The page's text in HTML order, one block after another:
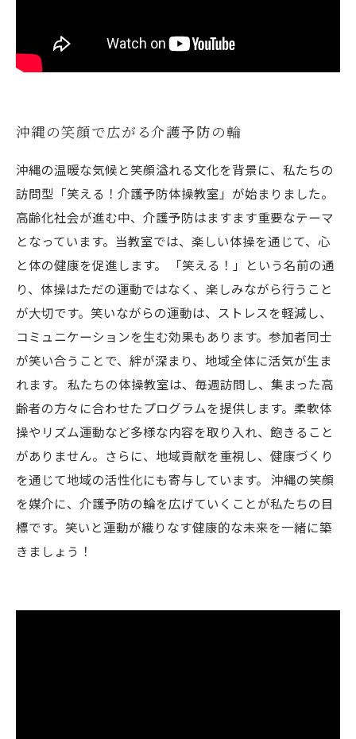
沖縄の笑顔で広がる介護予防の輪
沖縄の温暖な気候と笑顔溢れる文化を背景に、私たちの
訪問型「笑える！介護予防体操教室」が始まりました。
高齢化社会が進む中、介護予防はますます重要なテーマ
となっています。当教室では、楽しい体操を通じて、心
と体の健康を促進します。 「笑える！」という名前の通
り、体操はただの運動ではなく、楽しみながら行うこと
が大切です。笑いながらの運動は、ストレスを軽減し、
コミュニケーションを生む効果もあります。参加者同士
が笑い合うことで、絆が深まり、地域全体に活気が生ま
れます。 私たちの体操教室は、毎週訪問し、集まった高
齢者の方々に合わせたプログラムを提供します。柔軟体
操やリズム運動など多様な内容を取り入れ、飽きること
がありません。さらに、地域貢献を重視し、健康づくり
を通じて地域の活性化にも寄与しています。 沖縄の笑顔
を媒介に、介護予防の輪を広げていくことが私たちの目
標です。笑いと運動が織りなす健康的な未来を一緒に築
きましょう！